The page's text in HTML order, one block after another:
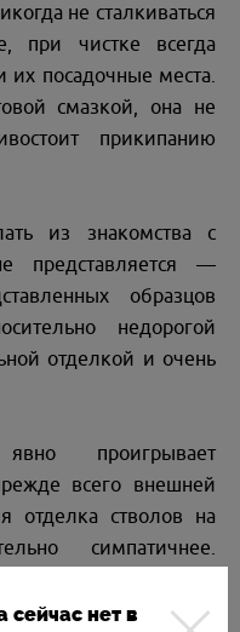
не сталкиваться
при чистке всегда
их посадочные места.
смазкой, она не
прикипанию
из знакомства с
представляется —
образцов
недорогой
отделкой и очень
проигрывает
всего внешней
отделка стволов на
симпатичнее.
сравнения с
сейчас нет в